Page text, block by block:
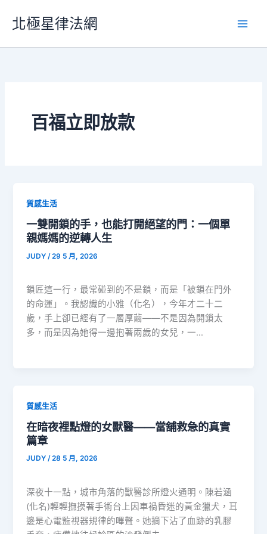
要
北極星律法網
百福立即放款
質感生活
一雙開鎖的手，也能打開絕望的門：一個單
親媽媽的逆轉人生
JUDY /29 5 月, 2026
鎖匠這一行，最常碰到的不是鎖，而是「被鎖在門外
的命運」。我認識的小雅（化名），今年才二十二
歲，手上卻已經有了一層厚繭——不是因為開鎖太
多，而是因為她得一邊抱著兩歲的女兒，一…
質感生活
在暗夜裡點燈的女獸醫——當舖救急的真實
篇章
JUDY/28 5 月, 2026
深夜十一點，城市角落的獸醫診所燈火通明。陳若涵
(化名)輕輕撫摸著手術台上因車禍昏迷的黃金獵犬，耳
邊是心電監視器規律的嗶聲。她摘下沾了血跡的乳膠